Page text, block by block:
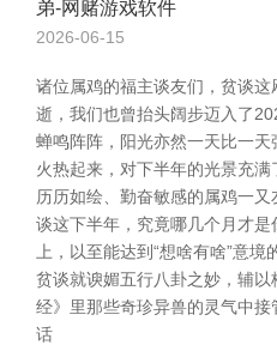
弟-网赌游戏软件
2026-06-15
诸位属鸡的福主谈友们，贫谈
逝，我们也曾抬头阔步迈入了
蝉鸣阵阵，阳光亦然一天比一
火热起来，对下半年的光景充
历历如绘、勤奋敏感的属鸡一
谈这下半年，究竟哪几个月才
上，以至能达到“想啥有啥”意
贫谈就谀媚五行八卦之妙，辅
经》里那些奇珍异兽的灵气中接
话